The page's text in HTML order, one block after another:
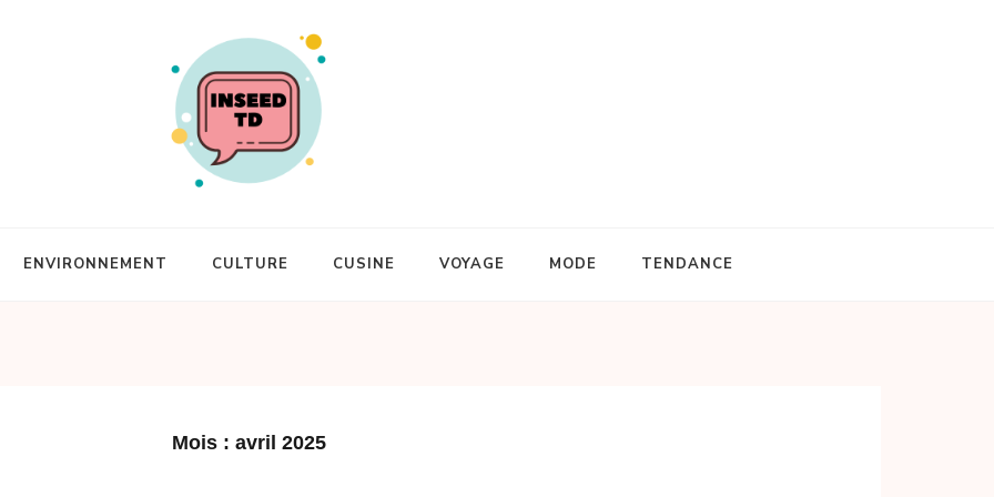
ENVIRONNEMENT CULTURE CUSINE VOYAGE MODE TENDANCE
Mois : avril 2025